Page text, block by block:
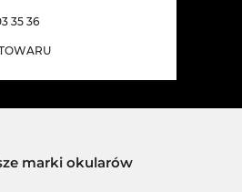
35 36
marki okularów